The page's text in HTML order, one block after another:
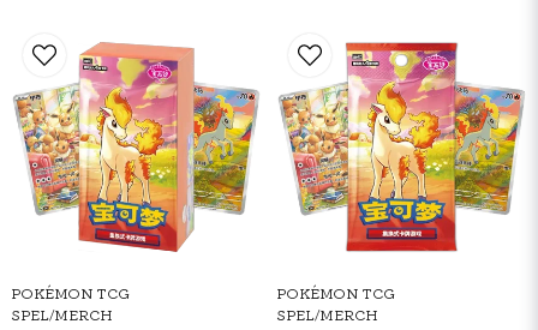
POKÉMON TCG
SPEL/MERCH
POKÉMON TCG
SPEL/MERCH